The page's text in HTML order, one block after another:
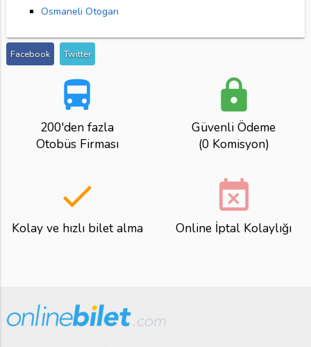
Osmaneli Otogarı
Facebook Twitter
directions_bus
200'den fazla
Otobüs Firması
lock
Güvenli Ödeme
(0 Komisyon)
done
Kolay ve hızlı bilet alma
event_busy
Online İptal Kolaylığı